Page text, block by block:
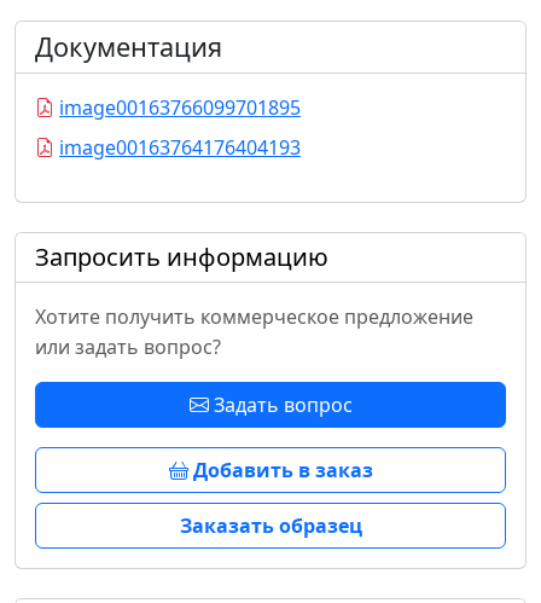
Документация
image00163766099701895
image00163764176404193
Запросить информацию
Хотите получить коммерческое предложение
или задать вопрос?
Задать вопрос
Добавить в заказ
Заказать образец